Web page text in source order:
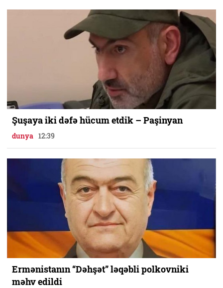
Şuşaya iki dəfə hücum etdik – Paşinyan
dunya 12:39
Ermənistanın “Dəhşət” ləqəbli polkovniki
məhv edildi